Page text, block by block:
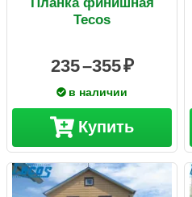
Tecos
235 –355
в наличии
Купить